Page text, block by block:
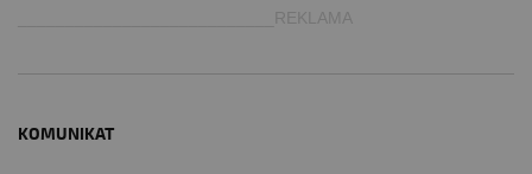
___________________________REKLAMA
KOMUNIKAT